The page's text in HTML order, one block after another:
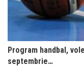
Program handbal,
septembrie…